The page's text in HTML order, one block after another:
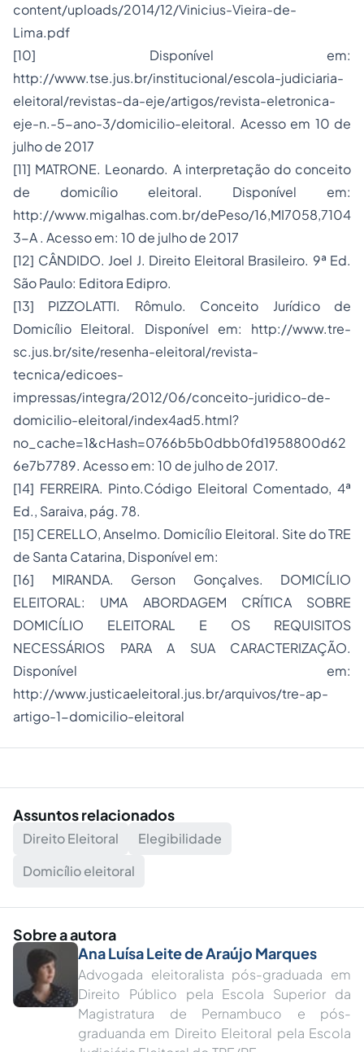
content/uploads/2014/12/Vinicius-Vieira-de-
Lima.pdf
[10] Disponível em:
http://www.tse.jus.br/institucional/escola-judiciaria-
eleitoral/revistas-da-eje/artigos/revista-eletronica-
eje-n.-5-ano-3/domicilio-eleitoral. Acesso em 10 de
julho de 2017
[11] MATRONE. Leonardo. A interpretação do conceito
de domicílio eleitoral. Disponível em:
http://www.migalhas.com.br/dePeso/16,MI7058,7104
3-A. Acesso em: 10 de julho de 2017
[12] CÂNDIDO. Joel J. Direito Eleitoral Brasileiro. 9ª Ed.
São Paulo: Editora Edipro.
[13] PIZZOLATTI. Rômulo. Conceito Jurídico de
Domicílio Eleitoral. Disponível em: http://www.tre-
sc.jus.br/site/resenha-eleitoral/revista-
tecnica/edicoes-
impressas/integra/2012/06/conceito-juridico-de-
domicilio-eleitoral/index4ad5.html?
no_cache=1&cHash=0766b5b0dbb0fd1958800d62
6e7b7789. Acesso em: 10 de julho de 2017.
[14] FERREIRA. Pinto.Código Eleitoral Comentado, 4ª
Ed., Saraiva, pág. 78.
[15] CERELLO, Anselmo. Domicílio Eleitoral. Site do TRE
de Santa Catarina, Disponível em:
[16] MIRANDA. Gerson Gonçalves. DOMICÍLIO
ELEITORAL: UMA ABORDAGEM CRÍTICA SOBRE
DOMICÍLIO ELEITORAL E OS REQUISITOS
NECESSÁRIOS PARA A SUA CARACTERIZAÇÃO.
Disponível em:
http://www.justicaeleitoral.jus.br/arquivos/tre-ap-
artigo-1-domicilio-eleitoral
Assuntos relacionados
Direito Eleitoral
Elegibilidade
Domicílio eleitoral
Sobre a autora
Ana Luísa Leite de Araújo Marques
Advogada eleitoralista pós-graduada em
Direito Público pela Escola Superior da
Magistratura de Pernambuco e pós-
graduanda em Direito Eleitoral pela Escola